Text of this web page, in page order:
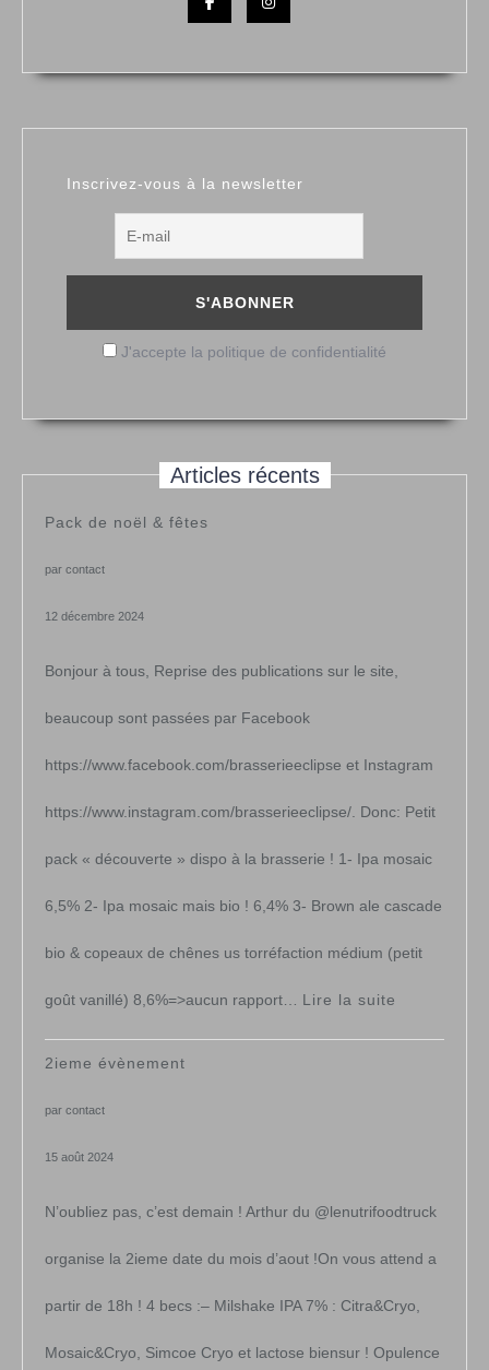
Inscrivez-vous à la newsletter
J'accepte la politique de confidentialité
Articles récents
Pack de noël & fêtes
par contact
12 décembre 2024
Bonjour à tous, Reprise des publications sur le site,
beaucoup sont passées par Facebook
https://www.facebook.com/brasserieeclipse et Instagram
https://www.instagram.com/brasserieeclipse/. Donc: Petit
pack « découverte » dispo à la brasserie ! 1- Ipa mosaic
6,5% 2- Ipa mosaic mais bio ! 6,4% 3- Brown ale cascade
bio & copeaux de chênes us torréfaction médium (petit
goût vanillé) 8,6%=>aucun rapport… Lire la suite
Pack
2ieme évènement
par contact
15 août 2024
N’oubliez pas, c’est demain ! Arthur du @lenutrifoodtruck
organise la 2ieme date du mois d’aout !On vous attend a
partir de 18h ! 4 becs :– Milshake IPA 7% : Citra&Cryo,
Mosaic&Cryo, Simcoe Cryo et lactose biensur ! Opulence